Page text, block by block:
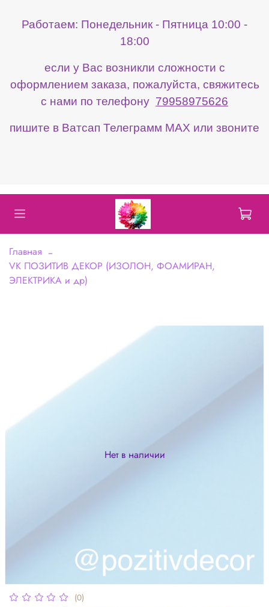
Работаем: Понедельник - Пятница 10:00 -
18:00
если у Вас возникли сложности с
оформлением заказа, пожалуйста, свяжитесь
с нами по телефону 79958975626
пишите в Ватсап Телеграмм МАХ или звоните
Главная
VK ПОЗИТИВ ДЕКОР (ИЗОЛОН, ФОАМИРАН,
ЭЛЕКТРИКА и др)
Нет в наличии
(0)